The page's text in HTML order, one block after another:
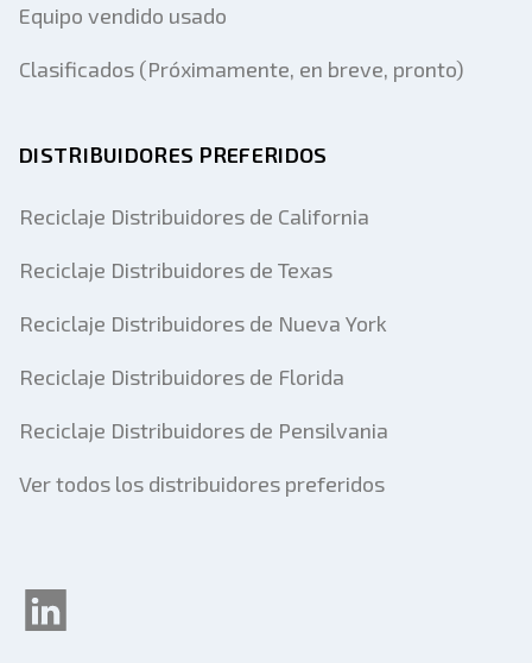
Equipo vendido usado
Clasificados (Próximamente, en breve, pronto)
DISTRIBUIDORES PREFERIDOS
Reciclaje Distribuidores de California
Reciclaje Distribuidores de Texas
Reciclaje Distribuidores de Nueva York
Reciclaje Distribuidores de Florida
Reciclaje Distribuidores de Pensilvania
Ver todos los distribuidores preferidos